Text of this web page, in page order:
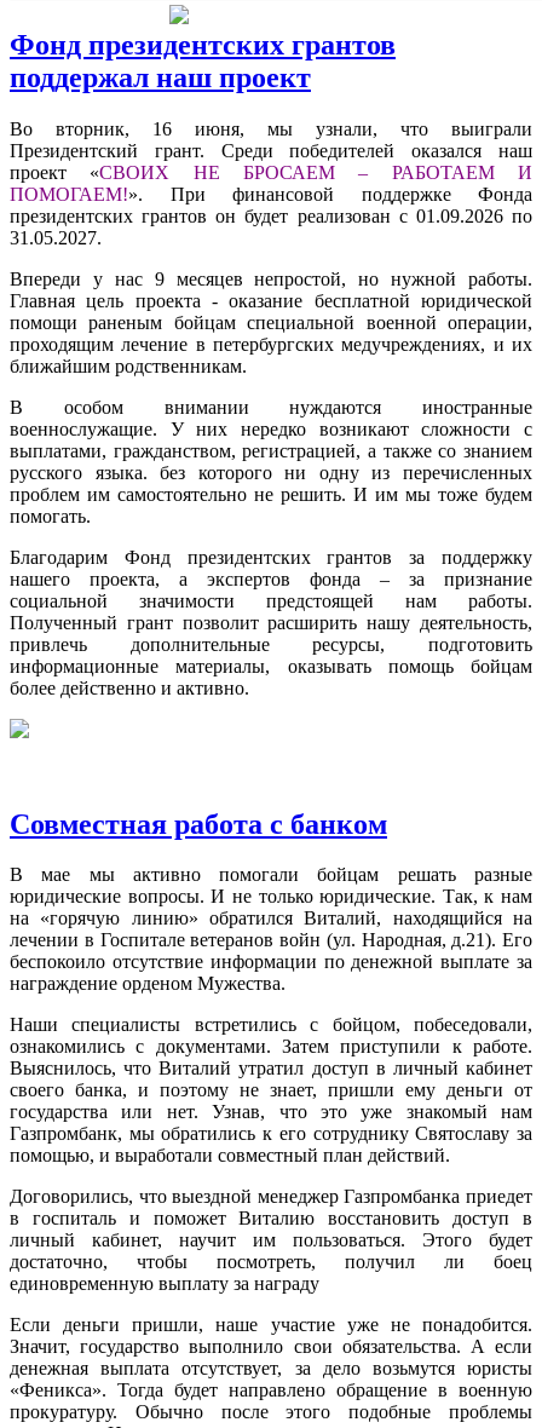
Фонд президентских грантов
поддержал наш проект
Во вторник, 16 июня, мы узнали, что выиграли
Президентский грант. Среди победителей оказался наш
проект «СВОИХ НЕ БРОСАЕМ – РАБОТАЕМ И
ПОМОГАЕМ!». При финансовой поддержке Фонда
президентских грантов он будет реализован с 01.09.2026 по
31.05.2027.
Впереди у нас 9 месяцев непростой, но нужной работы.
Главная цель проекта - оказание бесплатной юридической
помощи раненым бойцам специальной военной операции,
проходящим лечение в петербургских медучреждениях, и их
ближайшим родственникам.
В особом внимании нуждаются иностранные
военнослужащие. У них нередко возникают сложности с
выплатами, гражданством, регистрацией, а также со знанием
русского языка. без которого ни одну из перечисленных
проблем им самостоятельно не решить. И им мы тоже будем
помогать.
Благодарим Фонд президентских грантов за поддержку
нашего проекта, а экспертов фонда – за признание
социальной значимости предстоящей нам работы.
Полученный грант позволит расширить нашу деятельность,
привлечь дополнительные ресурсы, подготовить
информационные материалы, оказывать помощь бойцам
более действенно и активно.
Совместная работа с банком
В мае мы активно помогали бойцам решать разные
юридические вопросы. И не только юридические. Так, к нам
на «горячую линию» обратился Виталий, находящийся на
лечении в Госпитале ветеранов войн (ул. Народная, д.21). Его
беспокоило отсутствие информации по денежной выплате за
награждение орденом Мужества.
Наши специалисты встретились с бойцом, побеседовали,
ознакомились с документами. Затем приступили к работе.
Выяснилось, что Виталий утратил доступ в личный кабинет
своего банка, и поэтому не знает, пришли ему деньги от
государства или нет. Узнав, что это уже знакомый нам
Газпромбанк, мы обратились к его сотруднику Святославу за
помощью, и выработали совместный план действий.
Договорились, что выездной менеджер Газпромбанка приедет
в госпиталь и поможет Виталию восстановить доступ в
личный кабинет, научит им пользоваться. Этого будет
достаточно, чтобы посмотреть, получил ли боец
единовременную выплату за награду
Если деньги пришли, наше участие уже не понадобится.
Значит, государство выполнило свои обязательства. А если
денежная выплата отсутствует, за дело возьмутся юристы
«Феникса». Тогда будет направлено обращение в военную
прокуратуру. Обычно после этого подобные проблемы